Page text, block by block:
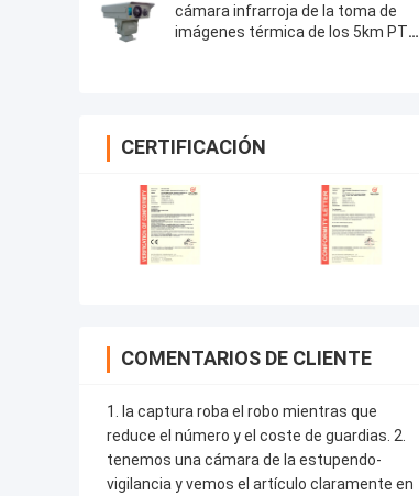
cámara infrarroja de la toma de
imágenes térmica de los 5km PTZ,
CERTIFICACIÓN
COMENTARIOS DE CLIENTE
1. la captura roba el robo mientras que
reduce el número y el coste de guardias. 2.
tenemos una cámara de la estupendo-
vigilancia y vemos el artículo claramente en